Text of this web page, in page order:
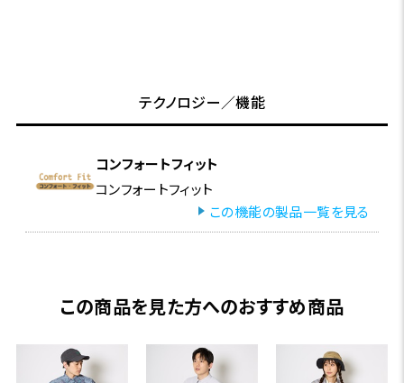
テクノロジー／機能
コンフォートフィット
コンフォートフィット
この機能の製品一覧を見る
この商品を見た方へのおすすめ商品